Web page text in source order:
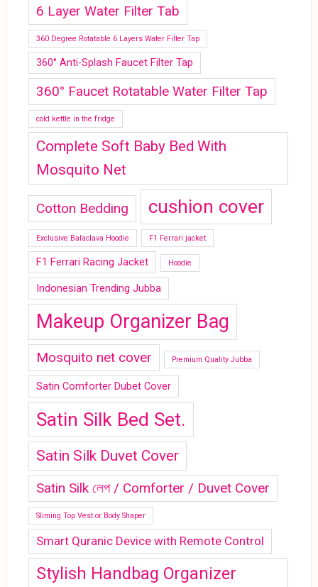
6 Layer Water Filter Tab
360 Degree Rotatable 6 Layers Water Filter Tap
360° Anti-Splash Faucet Filter Tap
360° Faucet Rotatable Water Filter Tap
cold kettle in the fridge
Complete Soft Baby Bed With
Mosquito Net
Cotton Bedding cushion cover
Exclusive Balaclava Hoodie F1 Ferrari jacket
F1 Ferrari Racing Jacket Hoodie
Indonesian Trending Jubba
Makeup Organizer Bag
Mosquito net cover Premium Quality Jubba
Satin Comforter Dubet Cover
Satin Silk Bed Set.
Satin Silk Duvet Cover
Satin Silk লেপ / Comforter / Duvet Cover
Sliming Top Vest or Body Shaper
Smart Quranic Device with Remote Control
Stylish Handbag Organizer